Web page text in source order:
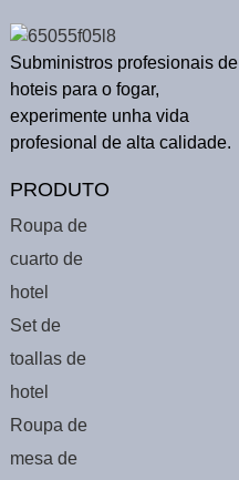
Subministros profesionais de
hoteis para o fogar,
experimente unha vida
profesional de alta calidade.
PRODUTO
Roupa de
cuarto de
hotel
Set de
toallas de
hotel
Roupa de
mesa de